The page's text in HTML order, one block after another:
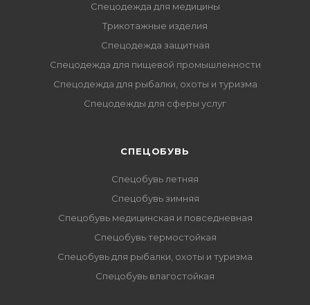
Спецодежда для медицины
Трикотажные изделия
Спецодежда защитная
Спецодежда для пищевой промышленности
Спецодежда для рыбалки, охоты и туризма
Спецодежды для сферы услуг
CПЕЦОБУВЬ
Спецобувь летняя
Спецобувь зимняя
Спецобувь медицинская и повседневная
Спецобувь термостойкая
Спецобувь для рыбалки, охоты и туризма
Спецобувь влагостойкая